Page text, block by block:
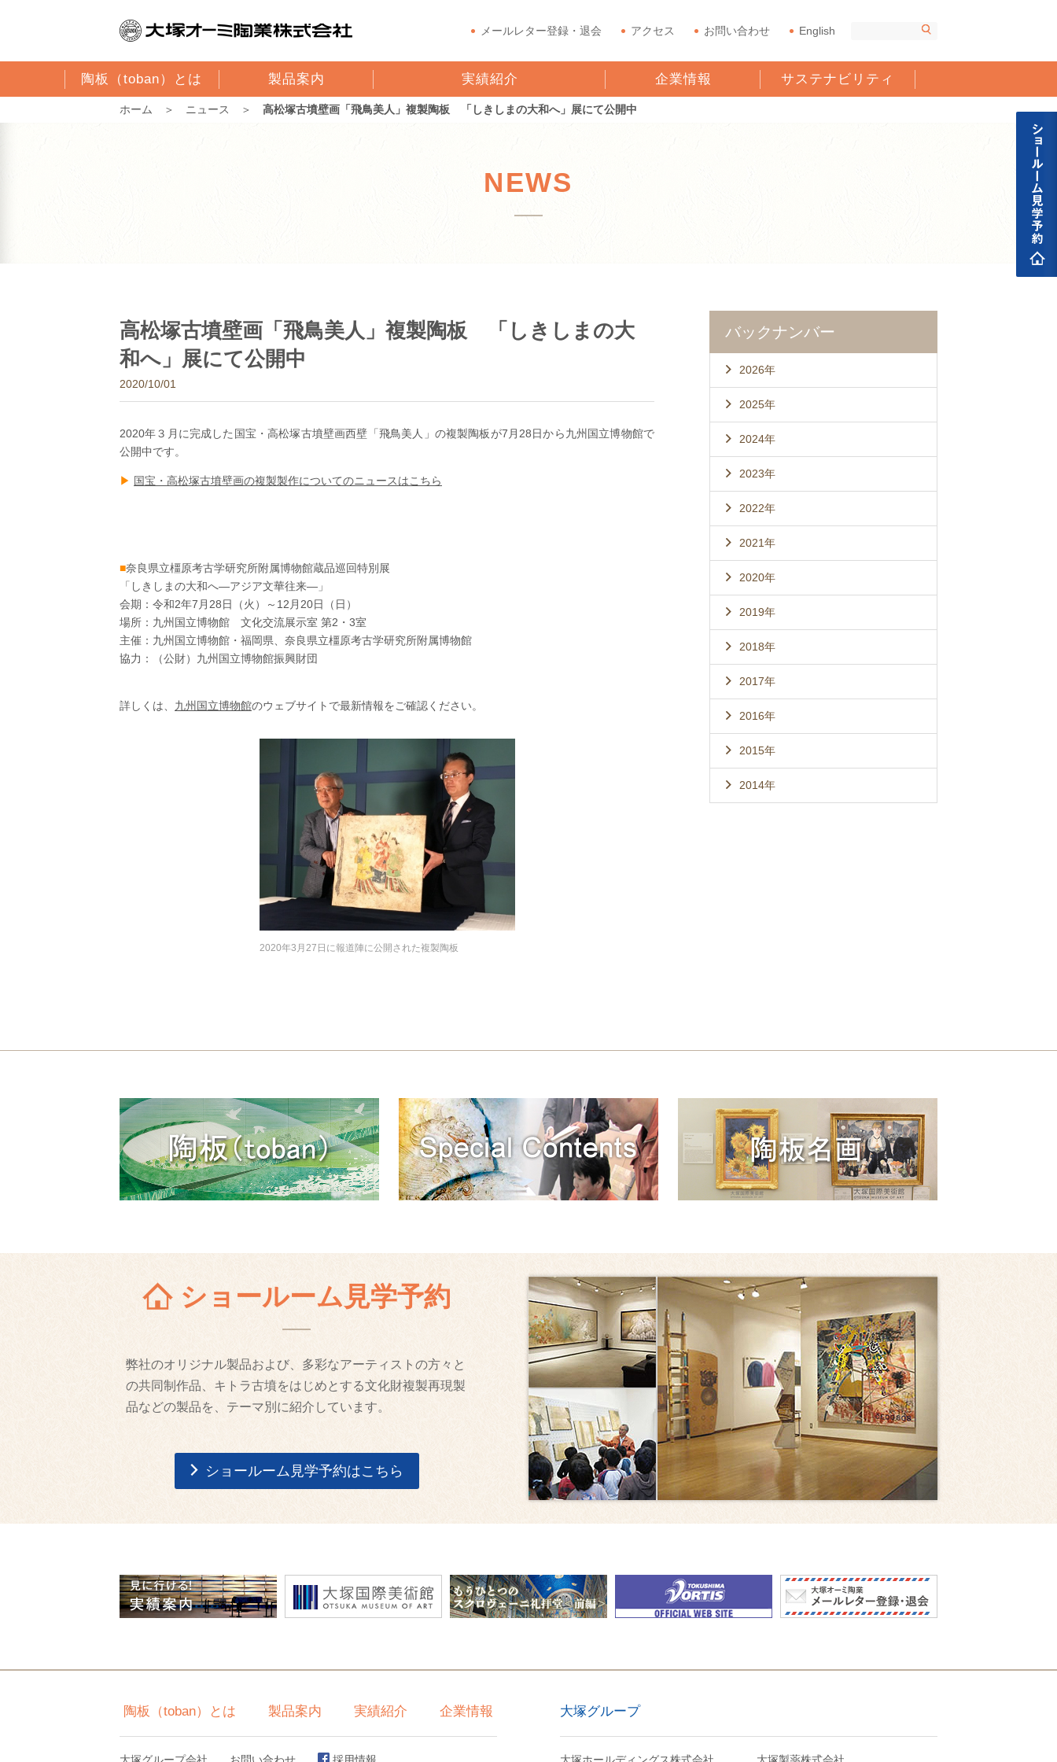
メールレター登録・退会 アクセス お問い合わせ English
陶板（toban）とは 製品案内 実績紹介 企業情報 サステナビリティ
ホーム ＞ ニュース ＞ 高松塚古墳壁画「飛鳥美人」複製陶板 「しきしまの大和へ」展にて公開中
NEWS
高松塚古墳壁画「飛鳥美人」複製陶板 「しきしまの大
和へ」展にて公開中
2020/10/01
2020年３月に完成した国宝・高松塚古墳壁画西壁「飛鳥美人」の複製陶板が7月28日から九州国立博物館で
公開中です。
▶︎ 国宝・高松塚古墳壁画の複製製作についてのニュースはこちら
■奈良県立橿原考古学研究所附属博物館蔵品巡回特別展
「しきしまの大和へ―アジア文華往来―」
会期：令和2年7月28日（火）～12月20日（日）
場所：九州国立博物館 文化交流展示室 第2・3室
主催：九州国立博物館・福岡県、奈良県立橿原考古学研究所附属博物館
協力：（公財）九州国立博物館振興財団
詳しくは、 九州国立博物館のウェブサイトで最新情報をご確認ください。
2020年3月27日に報道陣に公開された複製陶板
バックナンバー
2026年
2025年
2024年
2023年
2022年
2021年
2020年
2019年
2018年
2017年
2016年
2015年
2014年
ショールーム見学予約
弊社のオリジナル製品および、多彩なアーティストの方々と
の共同制作品、キトラ古墳をはじめとする文化財複製再現製
品などの製品を、テーマ別に紹介しています。
ショールーム見学予約はこちら
陶板（toban）とは 製品案内 実績紹介 企業情報 大塚グループ